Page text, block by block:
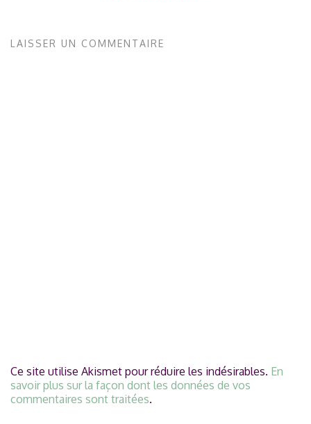
LAISSER UN COMMENTAIRE
Ce site utilise Akismet pour réduire les indésirables. En
savoir plus sur la façon dont les données de vos
commentaires sont traitées.